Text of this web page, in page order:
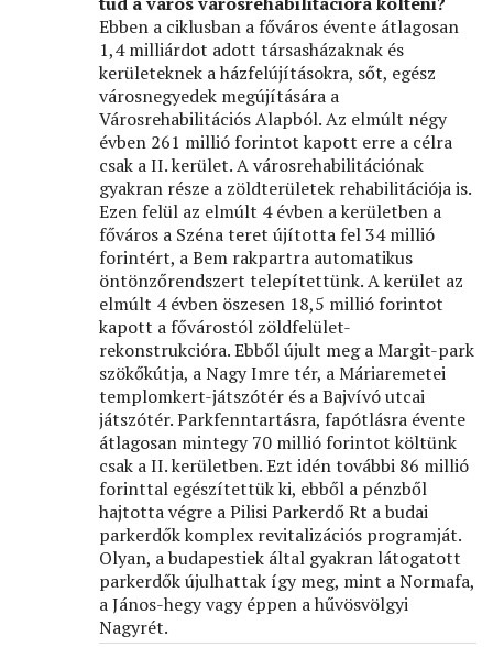
Ebben a ciklusban a főváros évente átlagosan
1,4 milliárdot adott társasházaknak és
kerületeknek a házfelújításokra, sőt, egész
városnegyedek megújítására a
Városrehabilitációs Alapból. Az elmúlt négy
évben 261 millió forintot kapott erre a célra
csak a II. kerület. A városrehabilitációnak
gyakran része a zöldterületek rehabilitációja is.
Ezen felül az elmúlt 4 évben a kerületben a
főváros a Széna teret újította fel 34 millió
forintért, a Bem rakpartra automatikus
öntönzőrendszert telepítettünk. A kerület az
elmúlt 4 évben öszesen 18,5 millió forintot
kapott a fővárostól zöldfelület-
rekonstrukcióra. Ebből újult meg a Margit-park
szökőkútja, a Nagy Imre tér, a Máriaremetei
templomkert-játszótér és a Bajvívó utcai
játszótér. Parkfenntartásra, fapótlásra évente
átlagosan mintegy 70 millió forintot költünk
csak a II. kerületben. Ezt idén további 86 millió
forinttal egészítettük ki, ebből a pénzből
hajtotta végre a Pilisi Parkerdő Rt a budai
parkerdők komplex revitalizációs programját.
Olyan, a budapestiek által gyakran látogatott
parkerdők újulhattak így meg, mint a Normafa,
a János-hegy vagy éppen a hűvösvölgyi
Nagyrét.